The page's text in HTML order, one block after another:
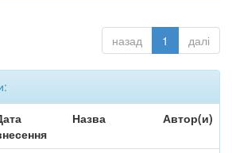
назад 1 далі
Назва Автор(и)